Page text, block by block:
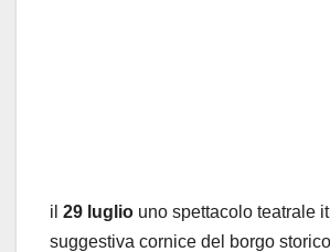
il 29 luglio uno spettacolo teatrale
suggestiva cornice del borgo